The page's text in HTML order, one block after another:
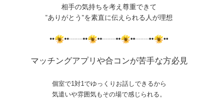
相手の気持ちを考え尊重できて
”ありがとう”を素直に伝えられる人が理想
•• ••┈┈•• ••┈┈•• ••┈┈•• ••
マッチングアプリや合コンが苦手な方必見
個室で1対1でゆっくりお話しできるから
気遣いや雰囲気もその場で感じられる。